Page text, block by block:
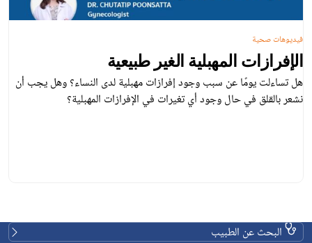
المهبلية الغير طبيعية
يومًا عن سبب وجود إفرازات مهبلية لدى النساء؟ وهل يجب أن
بالقلق في حال وجود أي تغيرات في الإفرازات المهبلية؟
صحية
البحث عن الطبيب